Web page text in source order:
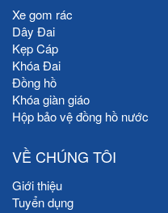
Xe gom rác
Dây Đai
Kẹp Cáp
Khóa Đai
Đồng hồ
Khóa giàn giáo
Hộp bảo vệ đồng hồ nước
VỀ CHÚNG TÔI
Giới thiệu
Tuyển dụng